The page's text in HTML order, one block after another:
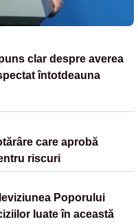
clar despre averea
întotdeauna
care aprobă
riscuri
Poporului
luate în această